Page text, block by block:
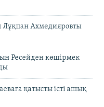
Лұқпан Ахмедияровты
Ресейден көшірмек
қатысты істі ашық